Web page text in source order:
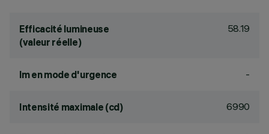
Efficacité lumineuse
(valeur réelle)
58.19
lm en mode d'urgence -
Intensité maximale (cd) 6990